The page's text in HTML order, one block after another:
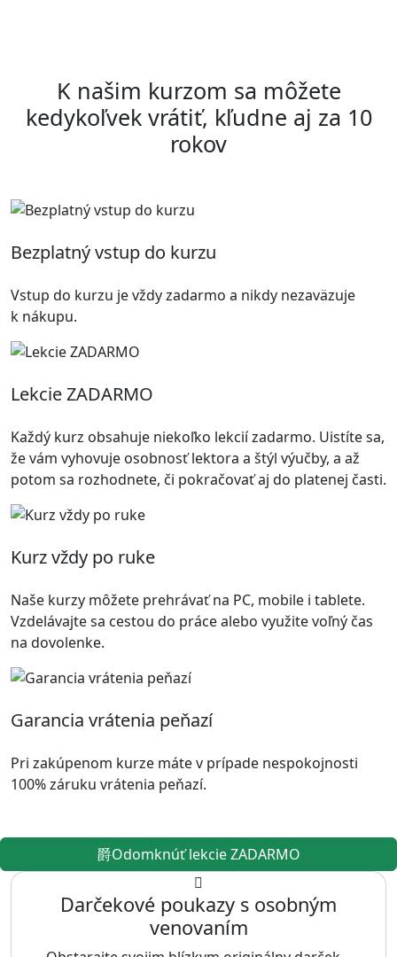
K našim kurzom sa môžete
kedykoľvek vrátiť, kľudne aj za 10
rokov
Bezplatný vstup do kurzu
Vstup do kurzu je vždy zadarmo a nikdy nezaväzuje
k nákupu.
Lekcie ZADARMO
Každý kurz obsahuje niekoľko lekcií zadarmo. Uistíte sa,
že vám vyhovuje osobnosť lektora a štýl výučby, a až
potom sa rozhodnete, či pokračovať aj do platenej časti.
Kurz vždy po ruke
Naše kurzy môžete prehrávať na PC, mobile i tablete.
Vzdelávajte sa cestou do práce alebo využite voľný čas
na dovolenke.
Garancia vrátenia peňazí
Pri zakúpenom kurze máte v prípade nespokojnosti
100% záruku vrátenia peňazí.
Odomknúť lekcie ZADARMO
Darčekové poukazy s osobným
venovaním